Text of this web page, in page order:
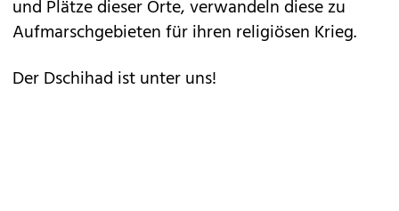
und Plätze dieser Orte, verwandeln diese zu
Aufmarschgebieten für ihren religiösen Krieg.
Der Dschihad ist unter uns!